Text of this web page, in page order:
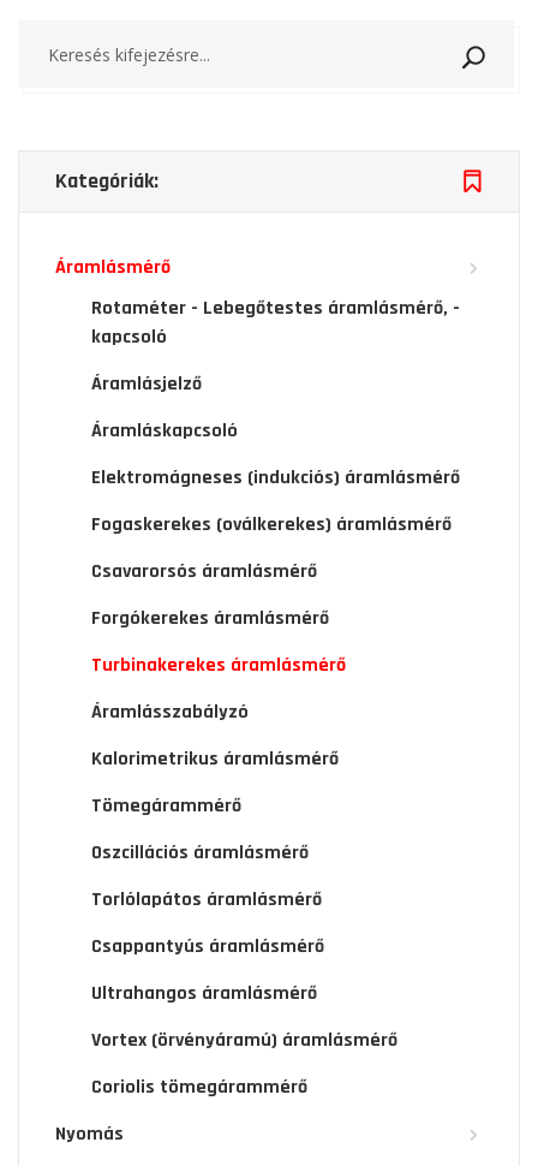
Kategóriák:
Áramlásmérő
Rotaméter - Lebegőtestes áramlásmérő, -
kapcsoló
Áramlásjelző
Áramláskapcsoló
Elektromágneses (indukciós) áramlásmérő
Fogaskerekes (oválkerekes) áramlásmérő
Csavarorsós áramlásmérő
Forgókerekes áramlásmérő
Turbinakerekes áramlásmérő
Áramlásszabályzó
Kalorimetrikus áramlásmérő
Tömegárammérő
Oszcillációs áramlásmérő
Torlólapátos áramlásmérő
Csappantyús áramlásmérő
Ultrahangos áramlásmérő
Vortex (örvényáramú) áramlásmérő
Coriolis tömegárammérő
Nyomás